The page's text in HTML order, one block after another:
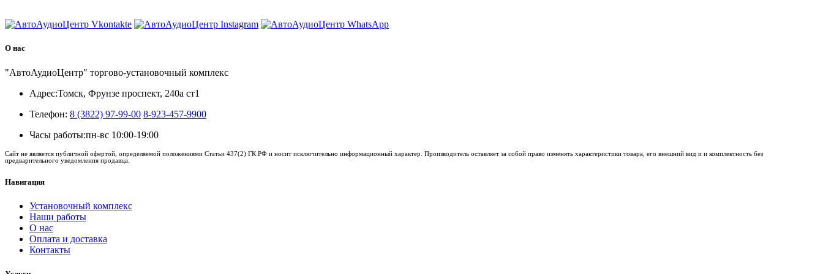
О нас
"АвтоАудиоЦентр" торгово-установочный комплекс
Адрес:Томск, Фрунзе проспект, 240а ст1
Телефон: 8 (3822) 97-99-00 8-923-457-9900
Часы работы:пн-вс 10:00-19:00
Сайт не является публичной офертой, определяемой положениями Статьи 437(2) ГК РФ и носит исключительно информационный характер. Производитель оставляет за собой право изменять характеристики товара, его внешний вид и и комплектность без
предварительного уведомления продавца.
Навигация
Установочный комплекс
Наши работы
О нас
Оплата и доставка
Контакты